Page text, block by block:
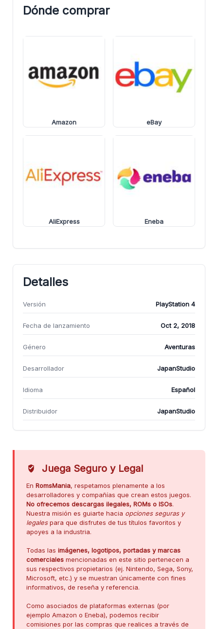
Dónde comprar
Amazon eBay
AliExpress Eneba
Detalles
Versión PlayStation 4
Fecha de lanzamiento Oct 2, 2018
Género Aventuras
Desarrollador JapanStudio
Idioma Español
Distribuidor JapanStudio
Juega Seguro y Legal
En RomsMania, respetamos plenamente a los
desarrolladores y compañías que crean estos juegos.
No ofrecemos descargas ilegales, ROMs o ISOs.
Nuestra misión es guiarte hacia opciones seguras y
legalespara que disfrutes de tus títulos favoritos y
apoyes a la industria.
Todas las imágenes, logotipos, portadas y marcas
comerciales mencionadas en este sitio pertenecen a
sus respectivos propietarios (ej. Nintendo, Sega, Sony,
Microsoft, etc.) y se muestran únicamente con fines
informativos, de reseña y referencia.
Como asociados de plataformas externas (por
ejemplo Amazon o Eneba), podemos recibir
comisiones por las compras que realices a través de